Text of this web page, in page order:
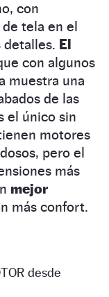
con
tela en el
detalles. El
con algunos
muestra una
de las
el único sin
motores
pero el
más
mejor
más confort.
desde